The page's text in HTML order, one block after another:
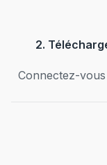
2.
Connectez-vous